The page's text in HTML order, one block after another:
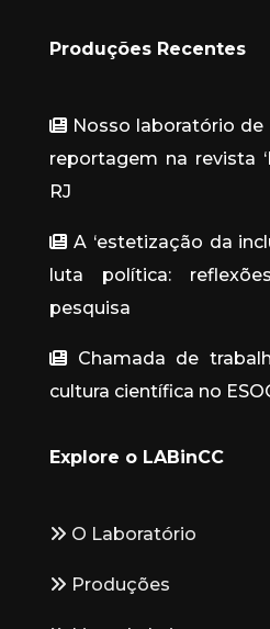
Produções Recentes
Nosso laboratório de
reportagem na revista
RJ
A ‘estetização da
luta política:
pesquisa
Chamada de
cultura científica no
Explore o LABinCC
O Laboratório
Produções